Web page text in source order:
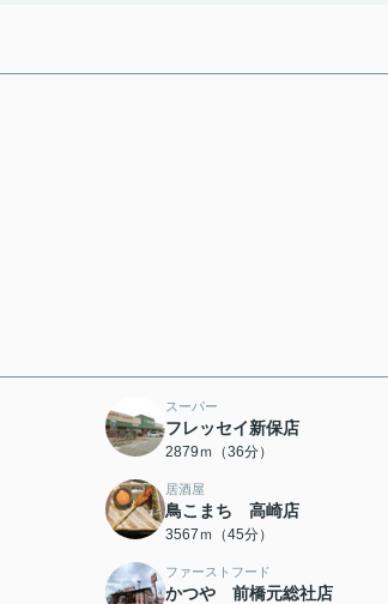
スーパー
フレッセイ新保店
2879ｍ（36分）
居酒屋
鳥こまち 高崎店
3567ｍ（45分）
ファーストフード
かつや 前橋元総社店